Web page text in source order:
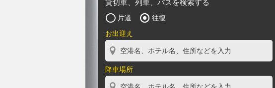
貸切車、列車、バスを検索する
片道
往復
お出迎え
降車場所